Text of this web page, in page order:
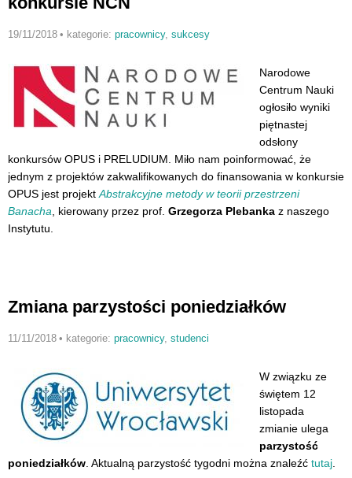
19/11/2018 • kategorie: pracownicy, sukcesy
Narodowe
Centrum Nauki
ogłosiło wyniki
piętnastej
odsłony
konkursów OPUS i PRELUDIUM. Miło nam poinformować, że
jednym z projektów zakwalifikowanych do finansowania w konkursie
OPUS jest projekt Abstrakcyjne metody w teorii przestrzeni
Banacha , kierowany przez prof. Grzegorza Plebanka z naszego
Instytutu.
Zmiana parzystości poniedziałków
11/11/2018 • kategorie: pracownicy, studenci
W związku ze
świętem 12
listopada
zmianie ulega
parzystość
poniedziałków . Aktualną parzystość tygodni można znaleźć tutaj